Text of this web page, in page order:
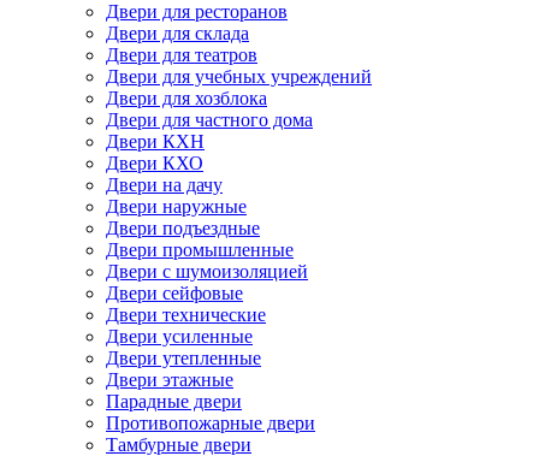
Двери для ресторанов
Двери для склада
Двери для театров
Двери для учебных учреждений
Двери для хозблока
Двери для частного дома
Двери КХН
Двери КХО
Двери на дачу
Двери наружные
Двери подъездные
Двери промышленные
Двери с шумоизоляцией
Двери сейфовые
Двери технические
Двери усиленные
Двери утепленные
Двери этажные
Парадные двери
Противопожарные двери
Тамбурные двери